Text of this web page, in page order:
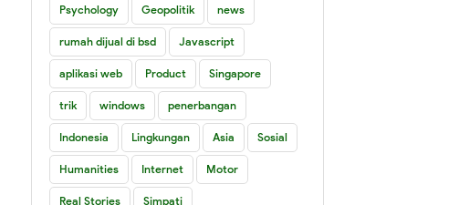
Psychology Geopolitik news
rumah dijual di bsd Javascript
aplikasi web Product Singapore
trik windows penerbangan
Indonesia Lingkungan Asia Sosial
Humanities Internet Motor
Real Stories Simpati